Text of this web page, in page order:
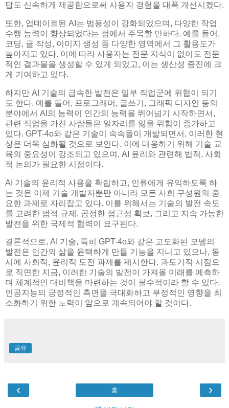
답도 신속하게 제공함으로써 사용자 경험을 대폭 개선시켰다.
또한, 업데이트된 AI는 범용성이 강화되었으며, 다양한 작업
수행 능력이 향상되었다는 점에서 주목할 만하다. 예를 들어,
코딩, 글 작성, 이미지 생성 등 다양한 영역에서 그 활용도가
높아지고 있다. 이에 따라 사용자는 전문 지식이 없이도 전문
적인 결과물을 생성할 수 있게 되었고, 이는 생산성 증진에 크
게 기여하고 있다.
하지만 AI 기술의 급속한 발전은 일부 직업군에 위협이 되기
도 한다. 예를 들어, 프로그래머, 글쓰기, 그래픽 디자인 등의
분야에서 AI의 능력이 인간의 능력을 뛰어넘기 시작하면서,
관련 직업을 가진 사람들은 일자리를 잃을 위험이 증가하고
있다. GPT-4o와 같은 기술이 속속들이 개발되면서, 이러한 현
상은 더욱 심화될 것으로 보인다. 이에 대응하기 위해 기술 교
육의 중요성이 강조되고 있으며, AI 윤리와 관련해 법적, 사회
적 논의가 필요한 시점이다.
AI 기술의 윤리적 사용을 확립하고, 인류에게 유익하도록 하
는 것은 이제 기술 개발자뿐만 아니라 모든 사회 구성원의 중
요한 과제로 자리잡고 있다. 이를 위해서는 기술의 발전 속도
를 고려한 법적 규제, 공정한 접근성 확보, 그리고 지속 가능한
발전을 위한 국제적 협력이 요구된다.
결론적으로, AI 기술, 특히 GPT-4o와 같은 고도화된 모델의
발전은 인간의 삶을 윤택하게 만들 기능을 지니고 있으나, 동
시에 사회적, 윤리적 도전 과제를 제시한다. 과도기적 시점으
로 직면한 지금, 이러한 기술의 발전이 가져올 미래를 예측하
며 체계적인 대비책을 마련하는 것이 필수적이라 할 수 있다.
인공지능의 긍정적인 측면을 극대화하고 부정적인 영향을 최
소화하기 위한 노력이 앞으로 계속되어야 할 것이다.
공유
‹ ›
홈